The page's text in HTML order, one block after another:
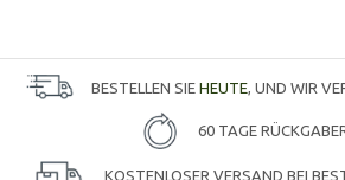
BESTELLEN SIE HEUTE , UND WIR
60 TAGE
KOSTENLOSER VERSAND BEI